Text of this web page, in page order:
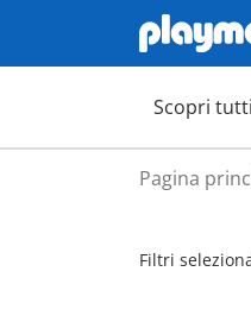
Scopri
Pagina
Filtri